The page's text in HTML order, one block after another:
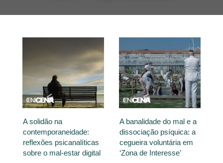
A solidão na
contemporaneidade:
reflexões psicanalíticas
sobre o mal-estar digital
A banalidade do mal e a
dissociação psíquica: a
cegueira voluntária em
‘Zona de Interesse’